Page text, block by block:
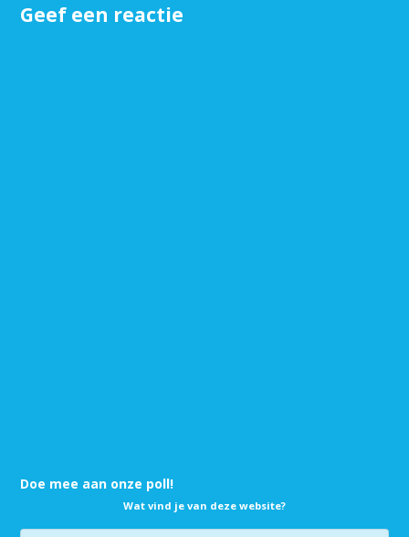
Geef een reactie
Doe mee aan onze poll!
Wat vind je van deze website?